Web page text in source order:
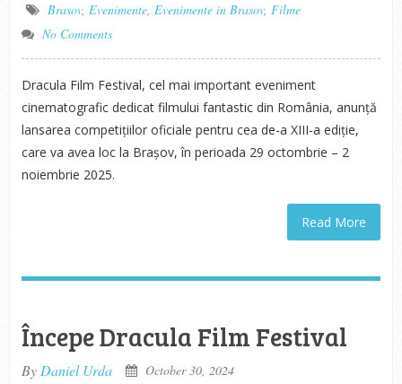
Brasov, Evenimente, Evenimente in Brasov, Filme
No Comments
Dracula Film Festival, cel mai important eveniment
cinematografic dedicat filmului fantastic din România, anunță
lansarea competițiilor oficiale pentru cea de-a XIII-a ediție,
care va avea loc la Brașov, în perioada 29 octombrie – 2
noiembrie 2025.
Read More
Începe Dracula Film Festival
By Daniel Urda
October 30, 2024